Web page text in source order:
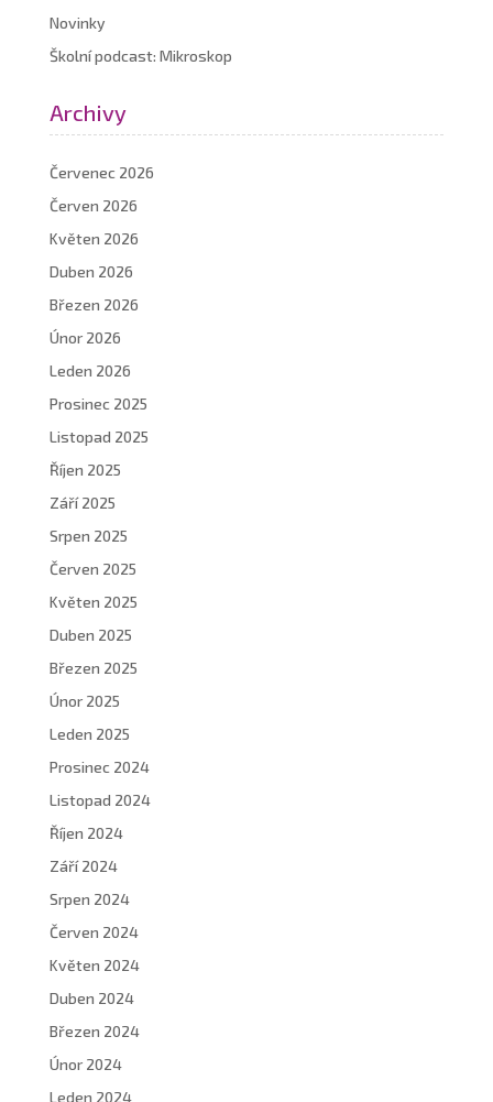
Novinky
Školní podcast: Mikroskop
Archivy
Červenec 2026
Červen 2026
Květen 2026
Duben 2026
Březen 2026
Únor 2026
Leden 2026
Prosinec 2025
Listopad 2025
Říjen 2025
Září 2025
Srpen 2025
Červen 2025
Květen 2025
Duben 2025
Březen 2025
Únor 2025
Leden 2025
Prosinec 2024
Listopad 2024
Říjen 2024
Září 2024
Srpen 2024
Červen 2024
Květen 2024
Duben 2024
Březen 2024
Únor 2024
Leden 2024